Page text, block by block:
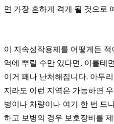
면 가장 흔하게 격게 될 것으로
이 지속성작용제를 어떻게든 적
역에 뿌릴 수만 있다면, 이를테
이거 꽤나 난처해집니다. 아무
지라도 이런 지역은 가능하면
병이나 차량이나 여기 한 번 드
하고 보병의 경우 보호장비를